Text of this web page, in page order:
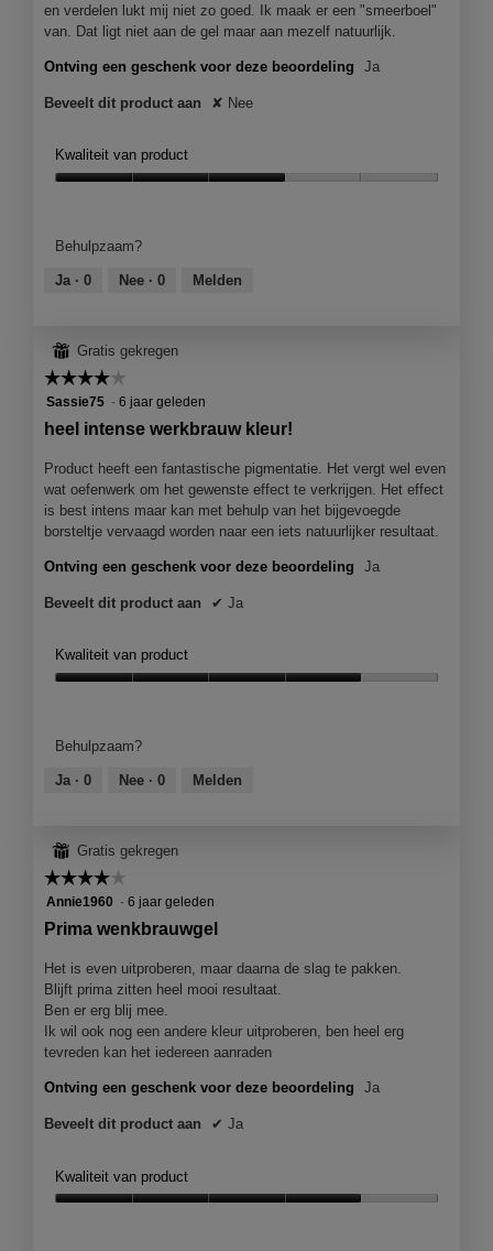
en verdelen lukt mij niet zo goed. Ik maak er een "smeerboel"
van. Dat ligt niet aan de gel maar aan mezelf natuurlijk.
Ontving een geschenk voor deze beoordeling Ja
Beveelt dit product aan ✘ Nee
Kwaliteit van product
3
van
Behulpzaam?
Ja · 0 Nee · 0 Melden
⊞ Gratis gekregen
☆☆☆☆☆
☆☆☆☆☆
4
van
sterren.
Sassie75 · 6 jaar geleden
heel intense werkbrauw kleur!
Product heeft een fantastische pigmentatie. Het vergt wel even
wat oefenwerk om het gewenste effect te verkrijgen. Het effect
is best intens maar kan met behulp van het bijgevoegde
borsteltje vervaagd worden naar een iets natuurlijker resultaat.
Ontving een geschenk voor deze beoordeling Ja
Beveelt dit product aan ✔ Ja
Kwaliteit van product
4
van
Behulpzaam?
Ja · 0 Nee · 0 Melden
⊞ Gratis gekregen
☆☆☆☆☆
☆☆☆☆☆
4
van
sterren.
Annie1960 · 6 jaar geleden
Prima wenkbrauwgel
Het is even uitproberen, maar daarna de slag te pakken.
Blijft prima zitten heel mooi resultaat.
Ben er erg blij mee.
Ik wil ook nog een andere kleur uitproberen, ben heel erg
tevreden kan het iedereen aanraden
Ontving een geschenk voor deze beoordeling Ja
Beveelt dit product aan ✔ Ja
Kwaliteit van product